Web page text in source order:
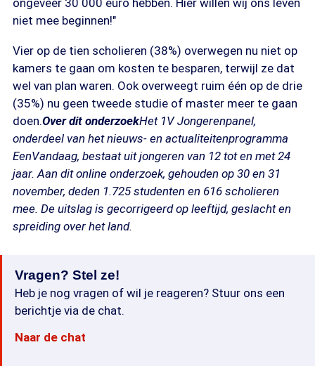
ongeveer 30 000 euro hebben. Hier willen wij ons leven
niet mee beginnen!"
Vier op de tien scholieren (38%) overwegen nu niet op
kamers te gaan om kosten te besparen, terwijl ze dat
wel van plan waren. Ook overweegt ruim één op de drie
(35%) nu geen tweede studie of master meer te gaan
doen.Over dit onderzoekHet 1V Jongerenpanel,
onderdeel van het nieuws- en actualiteitenprogramma
EenVandaag, bestaat uit jongeren van 12 tot en met 24
jaar. Aan dit online onderzoek, gehouden op 30 en 31
november, deden 1.725 studenten en 616 scholieren
mee. De uitslag is gecorrigeerd op leeftijd, geslacht en
spreiding over het land.
Vragen? Stel ze!
Heb je nog vragen of wil je reageren? Stuur ons een
berichtje via de chat.
Naar de chat